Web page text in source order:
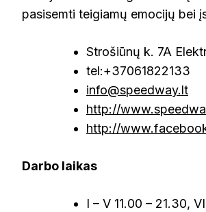
pasisemti teigiamų emocijų bei
Strošiūnų k. 7A
tel:+37061822133
info@speedway.lt
http://
http://
Darbo laikas
I – V 11.00 – 21.30,